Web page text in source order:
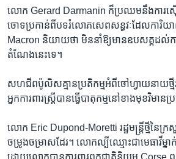
លោក ​Gerard Darmanin ​ក៏​ប្រឈម​នឹង​ការ​ស៊
ចោទ​ប្រកាន់​ពី​បទ​រំលោភ​សេព​សន្ធវៈ​ដែល​ការិ
Macron ​និយាយ​ថា​ មិន​នាំ​ឱ្យ​មាន​ឧបសគ្គ​ដល់​ក
តំណែង​នេះ​ទេ។​
សហជីព​ប៉ូលិស​គ្មាន​ប្រតិកម្ម​អំពី​ចៅហ្វាយ​នាយ​ថ្មី​
អ្នក​ការពារ​ស្ត្រី​បាន​ធ្វើ​បាតុកម្ម​នៅ​ខាង​មុខ​វិមា
លោក​ Eric Dupond-Moretti ​រដ្ឋ​មន្ត្រី​ថ្មី​នៃ​ក្
ចម្រូង​ចម្រាស​ដែរ។ លោក​ល្បី​ឈ្មោះ​ជា​មេធាវី​ម្ន
ដោយ​លោក​បាន​ការពារ​ពួក​ជាតិ​និយម ​Corse ពួ